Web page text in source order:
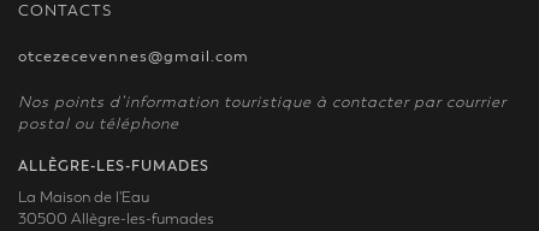
CONTACTS
otcezecevennes@gmail.com
Nos points d’information touristique à contacter par courrier
postal ou téléphone
ALLÈGRE-LES-FUMADES
La Maison de l'Eau
30500 Allègre-les-fumades